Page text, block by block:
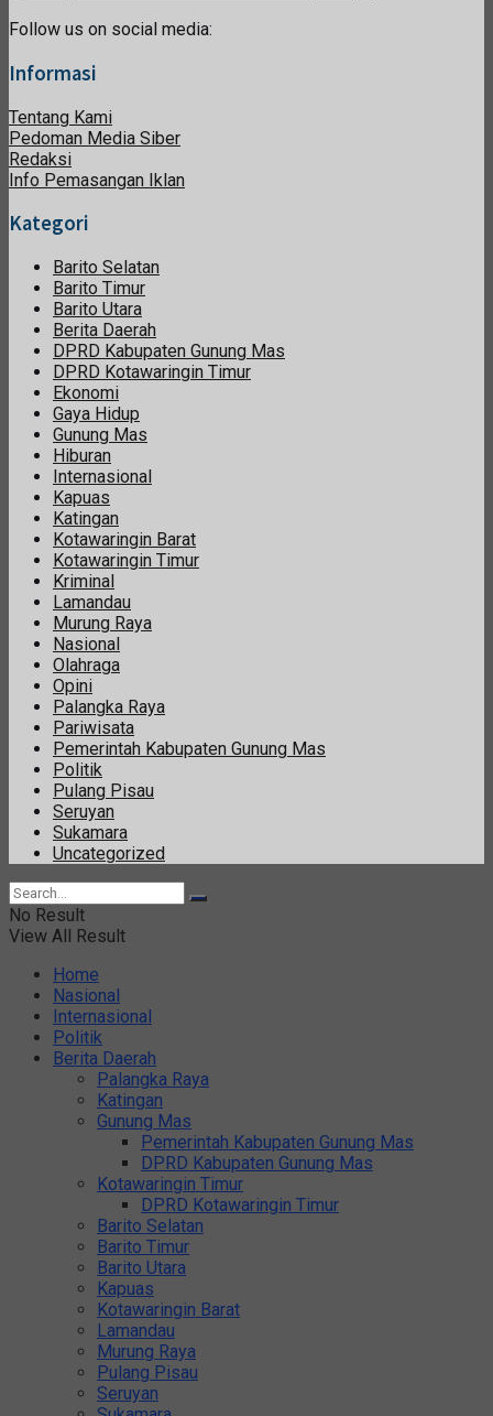
Follow us on social media:
Informasi
Tentang Kami
Pedoman Media Siber
Redaksi
Info Pemasangan Iklan
Kategori
Barito Selatan
Barito Timur
Barito Utara
Berita Daerah
DPRD Kabupaten Gunung Mas
DPRD Kotawaringin Timur
Ekonomi
Gaya Hidup
Gunung Mas
Hiburan
Internasional
Kapuas
Katingan
Kotawaringin Barat
Kotawaringin Timur
Kriminal
Lamandau
Murung Raya
Nasional
Olahraga
Opini
Palangka Raya
Pariwisata
Pemerintah Kabupaten Gunung Mas
Politik
Pulang Pisau
Seruyan
Sukamara
Uncategorized
No Result
View All Result
Home
Nasional
Internasional
Politik
Berita Daerah
Palangka Raya
Katingan
Gunung Mas
Pemerintah Kabupaten Gunung Mas
DPRD Kabupaten Gunung Mas
Kotawaringin Timur
DPRD Kotawaringin Timur
Barito Selatan
Barito Timur
Barito Utara
Kapuas
Kotawaringin Barat
Lamandau
Murung Raya
Pulang Pisau
Seruyan